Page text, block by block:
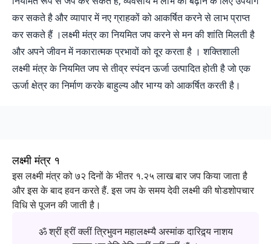
कर सकते है और व्यापार में नए ग्राहकों को आकर्षित करने से लाभ प्राप्त
कर सकते हैं ।लक्ष्मी मंत्र का नियमित जप करने से मन की शांति मिलती है
और अपने जीवन में नकारात्मक प्रभावों को दूर करता है । शक्तिशाली
लक्ष्मी मंत्र के नियमित जप से तीव्र स्पंदन ऊर्जा उत्पादित होती है जो एक
ऊर्जा क्षेत्र का निर्माण करके बाहुल्य और भाग्य को आकर्षित करती है।
लक्ष्मी मंत्र १
इस लक्ष्मी मंत्र को ७२ दिनों के भीतर १.२५ लाख बार जप किया जाता है
और इस के बाद हवन करते हैं. इस जप के समय देवी लक्ष्मी की षोडशोपचार
विधि से पूजन की जाती है।
ॐ श्रीं ह्रीं क्लीं त्रिभुवन महालक्ष्म्यै अस्मांक दारिद्र्य नाशय